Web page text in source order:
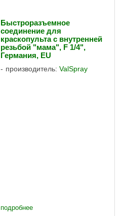
Быстроразъемное
соединение для
краскопульта с внутренней
резьбой "мама", F 1/4",
Германия, EU
производитель: ValSpray
подробнее